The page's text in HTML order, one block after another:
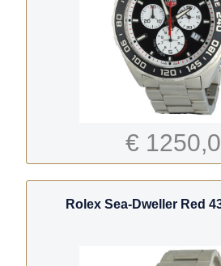
€
Rolex Sea-Dweller Red